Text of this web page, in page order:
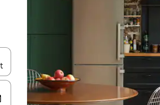
ನ್ಯಾವಿಗೇಟ್ ಮಾಡಿ ಅಥವಾ ಸ್ಪರ್ಶ ಅಥವಾ ಸ್ವೈಪ್